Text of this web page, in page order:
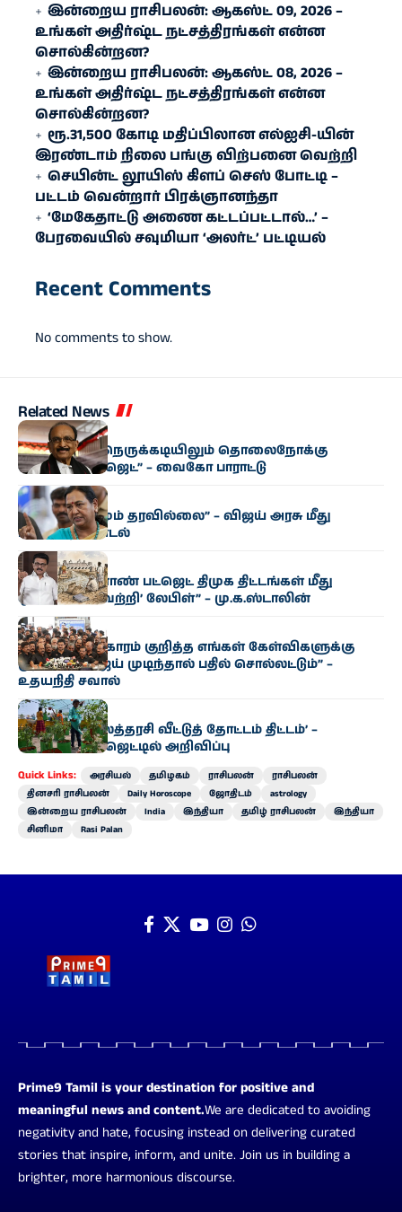
இன்றைய ராசிபலன்: ஆகஸ்ட் 09, 2026 –
உங்கள் அதிர்ஷ்ட நட்சத்திரங்கள் என்ன
சொல்கின்றன?
இன்றைய ராசிபலன்: ஆகஸ்ட் 08, 2026 –
உங்கள் அதிர்ஷ்ட நட்சத்திரங்கள் என்ன
சொல்கின்றன?
ரூ.31,500 கோடி மதிப்பிலான எல்ஐசி-​யின்
இரண்​டாம் நிலை பங்கு விற்பனை வெற்றி
செயின்ட் லூயிஸ் கிளப் செஸ் போட்டி –
பட்டம் வென்றார் பிரக்ஞானந்தா
‘மேகேதாட்டு அணை கட்டப்பட்டால்…’ –
பேரவையில் சவுமியா ‘அலர்ட்’ பட்டியல்
Recent Comments
No comments to show.
Related News
அரசியல்
“மிகுந்த நிதி நெருக்கடியிலும் தொலைநோக்கு
வேளாண் பட்ஜெட்” – வைகோ பாராட்டு
அரசியல்
“எந்த மாற்றமும் தரவில்லை” – விஜய் அரசு மீது
பிரேமலதா சாடல்
அரசியல்
“தமிழக வேளாண் பட்ஜெட் திமுக திட்டங்கள் மீது
ஒட்டப்பட்ட ‘வெற்றி’ லேபிள்” – மு.க.ஸ்டாலின்
அரசியல்
“காவிரி விவகாரம் குறித்த எங்கள் கேள்விகளுக்கு
முதல்வர் விஜய் முடிந்தால் பதில் சொல்லட்டும்” –
உதயநிதி சவால்
அரசியல்
‘வெற்றி இல்லத்தரசி வீட்டுத் தோட்டம் திட்டம்’ –
வேளாண் பட்ஜெட்டில் அறிவிப்பு
Quick Links: அரசியல் தமிழகம் ராசிபலன்
ராசிபலன்
தினசரி ராசிபலன்
Daily Horoscope ஜோதிடம்
astrology
இன்றைய ராசிபலன்
India இந்தியா தமிழ் ராசிபலன்
இந்தியா
சினிமா
Rasi Palan
Prime9 Tamil is your destination for positive and
meaningful news and content.We are dedicated to avoiding
negativity and hate, focusing instead on delivering curated
stories that inspire, inform, and unite. Join us in building a
brighter, more harmonious discourse.